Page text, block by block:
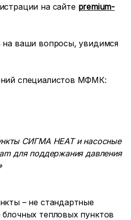
на сайте premium-
на ваши вопросы, увидимся
специалистов МФМК:
СИГМА HEAT и насосные
для поддержания давления
– не стандартные
тепловых пунктов